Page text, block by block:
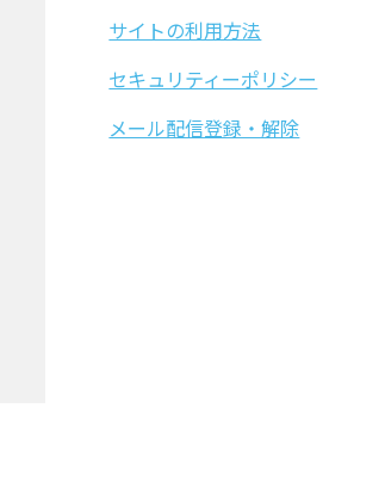
サイトの利用方法
セキュリティーポリシー
メール配信登録・解除